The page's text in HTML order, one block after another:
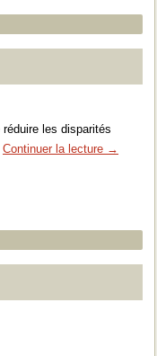
les disparités
Continuer la lecture →